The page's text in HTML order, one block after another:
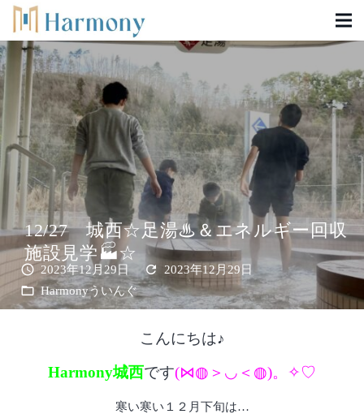
12/27 城西☆足湯♨＆エネルギー回収
施設見学🏭☆
schedule 2023年12月29日 refresh 2023年12月29日
folder_open Harmonyういんぐ
こんにちは♪
Harmony城西です(⋈◍＞◡＜◍)。✧♡
寒い寒い１２月下旬は…